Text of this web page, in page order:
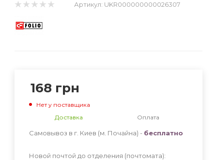
Артикул: UKR000000000026307
168 грн
Нет у поставщика
Доставка
Оплата
Самовывоз в г. Киев (м. Почайна) - бесплатно
Новой почтой до отделения (почтомата):